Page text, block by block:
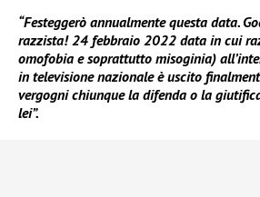
“Festeggerò annualmente questa data.
razzista! 24 febbraio 2022 data in cui
omofobia e soprattutto misoginia)
in televisione nazionale è uscito
vergogni chiunque la difenda o la
lei”.